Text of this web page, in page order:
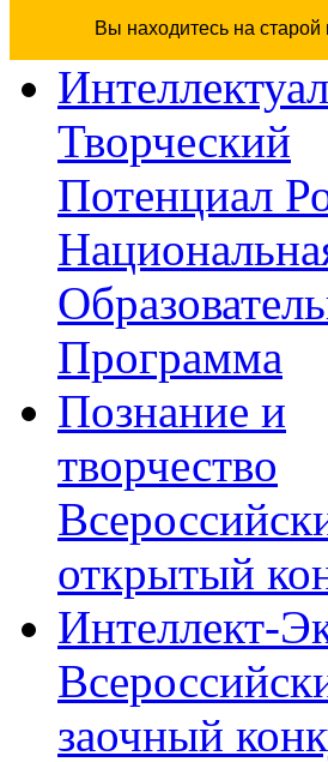
Вы находитесь на
Творческий
Потенциал
Программа
Познание и
творчество
открытый
Интеллект-
заочный